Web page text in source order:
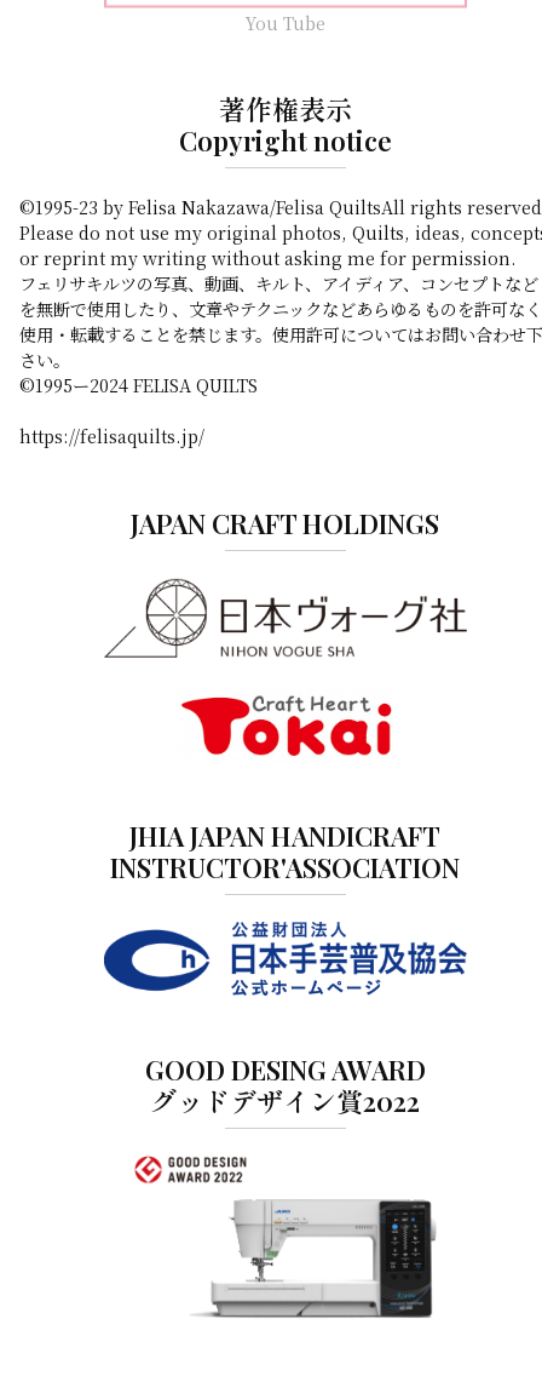
You Tube
著作権表示
Copyright notice
©1995-23 by Felisa Nakazawa/Felisa QuiltsAll rights
Please do not use my original photos, Quilts, ideas,
or reprint my writing without asking me for permission.
フェリサキルツの写真、動画、キルト、アイディア、コンセプトなど
を無断で使用したり、文章やテクニックなどあらゆるものを許可なく
使用・転載することを禁じます。使用許可についてはお問い合わせ下
さい。
©️1995ー2024 FELISA QUILTS
https://felisaquilts.jp/
JAPAN CRAFT HOLDINGS
JHIA JAPAN HANDICRAFT
INSTRUCTOR'ASSOCIATION
GOOD DESING AWARD
グッドデザイン賞2022